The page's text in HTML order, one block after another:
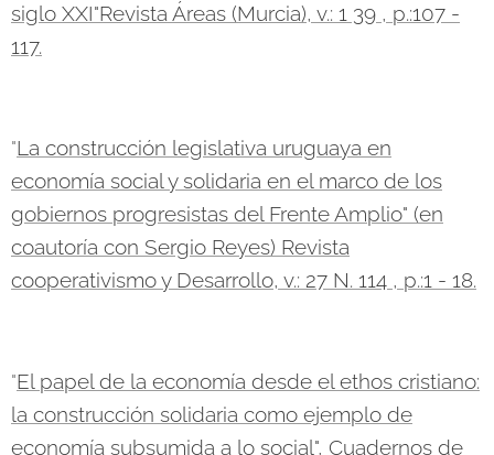
siglo XXI"Revista Áreas (Murcia), v.: 1 39 , p.:107 -
117.
"La construcción legislativa uruguaya en
economía social y solidaria en el marco de los
gobiernos progresistas del Frente Amplio" (en
coautoría con Sergio Reyes) Revista
cooperativismo y Desarrollo, v.: 27 N. 114 , p.:1 - 18.
"El papel de la economía desde el ethos cristiano:
la construcción solidaria como ejemplo de
economía subsumida a lo social", Cuadernos de